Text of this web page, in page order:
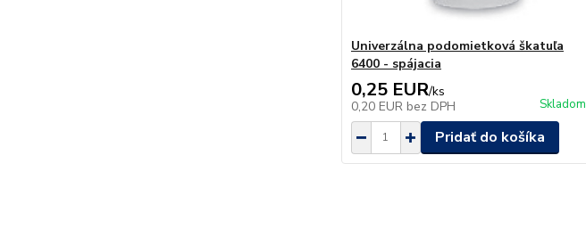
Univerzálna podomietková škatuľa
6400 - spájacia
0,25 EUR/ks
0,20 EUR bez DPH Skladom
Pridať do košíka